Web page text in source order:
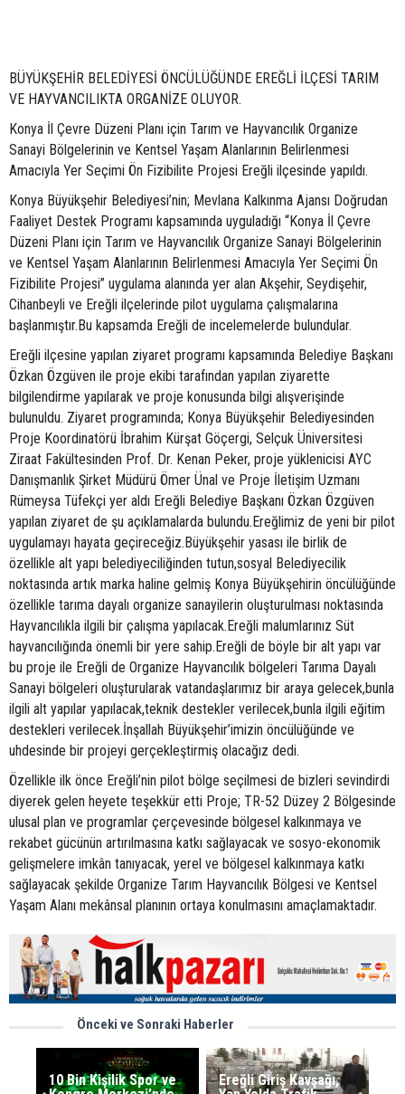
BÜYÜKŞEHİR BELEDİYESİ ÖNCÜLÜĞÜNDE EREĞLİ İLÇESİ TARIM
VE HAYVANCILIKTA ORGANİZE OLUYOR.
Konya İl Çevre Düzeni Planı için Tarım ve Hayvancılık Organize
Sanayi Bölgelerinin ve Kentsel Yaşam Alanlarının Belirlenmesi
Amacıyla Yer Seçimi Ön Fizibilite Projesi Ereğli ilçesinde yapıldı.
Konya Büyükşehir Belediyesi’nin; Mevlana Kalkınma Ajansı Doğrudan
Faaliyet Destek Programı kapsamında uyguladığı “Konya İl Çevre
Düzeni Planı için Tarım ve Hayvancılık Organize Sanayi Bölgelerinin
ve Kentsel Yaşam Alanlarının Belirlenmesi Amacıyla Yer Seçimi Ön
Fizibilite Projesi” uygulama alanında yer alan Akşehir, Seydişehir,
Cihanbeyli ve Ereğli ilçelerinde pilot uygulama çalışmalarına
başlanmıştır.Bu kapsamda Ereğli de incelemelerde bulundular.
Ereğli ilçesine yapılan ziyaret programı kapsamında Belediye Başkanı
Özkan Özgüven ile proje ekibi tarafından yapılan ziyarette
bilgilendirme yapılarak ve proje konusunda bilgi alışverişinde
bulunuldu. Ziyaret programında; Konya Büyükşehir Belediyesinden
Proje Koordinatörü İbrahim Kürşat Göçergi, Selçuk Üniversitesi
Ziraat Fakültesinden Prof. Dr. Kenan Peker, proje yüklenicisi AYC
Danışmanlık Şirket Müdürü Ömer Ünal ve Proje İletişim Uzmanı
Rümeysa Tüfekçi yer aldı Ereğli Belediye Başkanı Özkan Özgüven
yapılan ziyaret de şu açıklamalarda bulundu.Ereğlimiz de yeni bir pilot
uygulamayı hayata geçireceğiz.Büyükşehir yasası ile birlik de
özellikle alt yapı belediyeciliğinden tutun,sosyal Belediyecilik
noktasında artık marka haline gelmiş Konya Büyükşehirin öncülüğünde
özellikle tarıma dayalı organize sanayilerin oluşturulması noktasında
Hayvancılıkla ilgili bir çalışma yapılacak.Ereğli malumlarınız Süt
hayvancılığında önemli bir yere sahip.Ereğli de böyle bir alt yapı var
bu proje ile Ereğli de Organize Hayvancılık bölgeleri Tarıma Dayalı
Sanayi bölgeleri oluşturularak vatandaşlarımız bir araya gelecek,bunla
ilgili alt yapılar yapılacak,teknik destekler verilecek,bunla ilgili eğitim
destekleri verilecek.İnşallah Büyükşehir’imizin öncülüğünde ve
uhdesinde bir projeyi gerçekleştirmiş olacağız dedi.
Özellikle ilk önce Ereğli’nin pilot bölge seçilmesi de bizleri sevindirdi
diyerek gelen heyete teşekkür etti Proje; TR-52 Düzey 2 Bölgesinde
ulusal plan ve programlar çerçevesinde bölgesel kalkınmaya ve
rekabet gücünün artırılmasına katkı sağlayacak ve sosyo-ekonomik
gelişmelere imkân tanıyacak, yerel ve bölgesel kalkınmaya katkı
sağlayacak şekilde Organize Tarım Hayvancılık Bölgesi ve Kentsel
Yaşam Alanı mekânsal planının ortaya konulmasını amaçlamaktadır.
Önceki ve Sonraki Haberler
10 Bin Kişilik Spor ve
Ereğli Giriş Kavşağı,